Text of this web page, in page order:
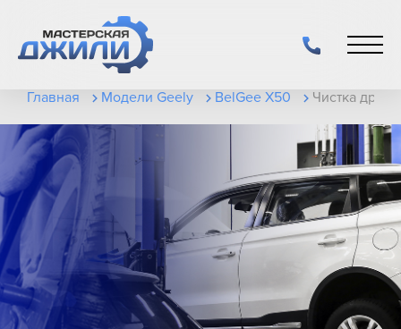
Главная Модели Geely BelGee X50 Чистка